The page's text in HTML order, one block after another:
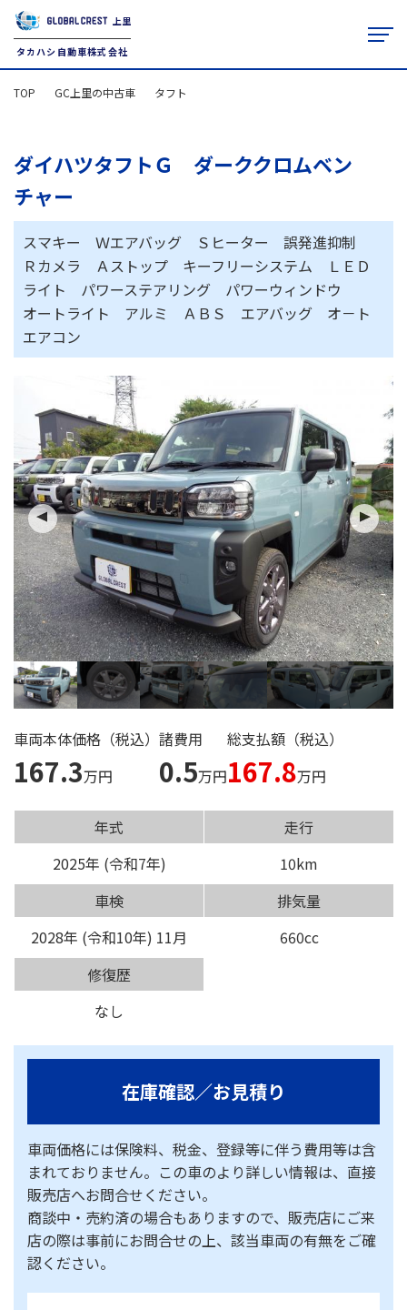
上里
タカハシ自動車株式会社
本社（上里店）
ご来店の 予約はこちら
タカハシ自動車の
求人情報はこちら
タカハシ自動車について
アフターサービス
レンタカー
お役立ち情報
TOP GC上里の中古車 タフト
ダイハツタフトＧ ダーククロムベン
チャー
スマキー Ｗエアバッグ Ｓヒーター 誤発進抑制
Ｒカメラ Ａストップ キーフリーシステム ＬＥＤ
ライト パワーステアリング パワーウィンドウ
オートライト アルミ ＡＢＳ エアバッグ オ－ト
エアコン
車両本体価格（税込）
167.3万円
諸費用
0.5万円
総支払額（税込）
167.8万円
年式
2025年 (令和7年)
走行
10km
車検
2028年 (令和10年) 11月
排気量
660cc
修復歴
なし
在庫確認／お見積り
車両価格には保険料、税金、登録等に伴う費用等は含
まれておりません。この車のより詳しい情報は、直接
販売店へお問合せください。
商談中・売約済の場合もありますので、販売店にご来
店の際は事前にお問合せの上、該当車両の有無をご確
認ください。